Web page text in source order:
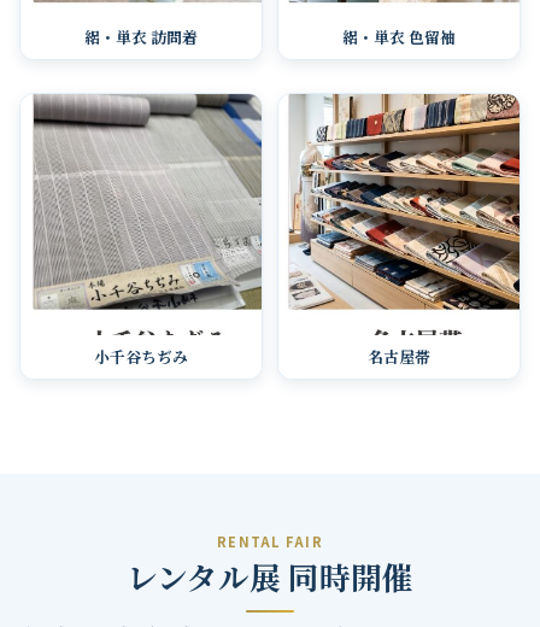
絽・単衣 訪問着 絽・単衣 色留袖
小千谷ちぢみ 名古屋帯
RENTAL FAIR
レンタル展 同時開催